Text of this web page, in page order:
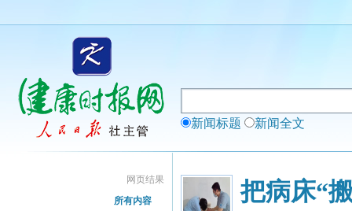
新闻标题 新闻全文
网页结果
所有内容
把病床“